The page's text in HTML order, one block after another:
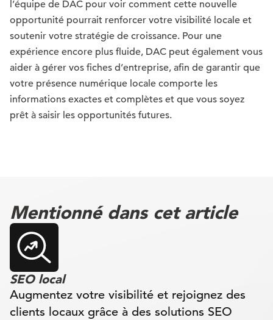
l’équipe de DAC pour voir comment cette nouvelle
opportunité pourrait renforcer votre visibilité locale et
soutenir votre stratégie de croissance. Pour une
expérience encore plus fluide, DAC peut également vous
aider à gérer vos fiches d’entreprise, afin de garantir que
votre présence numérique locale comporte les
informations exactes et complètes et que vous soyez
prêt à saisir les opportunités futures.
Mentionné dans cet article
SEO local
Augmentez votre visibilité et rejoignez des
clients locaux grâce à des solutions SEO